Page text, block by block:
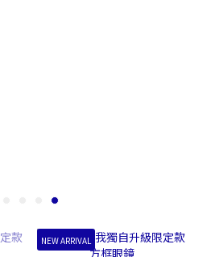
NEW ARRIVAL